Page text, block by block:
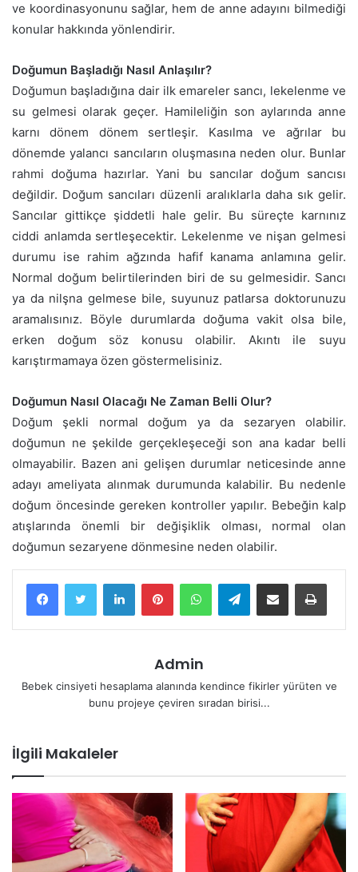
ve koordinasyonunu sağlar, hem de anne adayını bilmediği
konular hakkında yönlendirir.
Doğumun Başladığı Nasıl Anlaşılır?
Doğumun başladığına dair ilk emareler sancı, lekelenme ve
su gelmesi olarak geçer. Hamileliğin son aylarında anne
karnı dönem dönem sertleşir. Kasılma ve ağrılar bu
dönemde yalancı sancıların oluşmasına neden olur. Bunlar
rahmi doğuma hazırlar. Yani bu sancılar doğum sancısı
değildir. Doğum sancıları düzenli aralıklarla daha sık gelir.
Sancılar gittikçe şiddetli hale gelir. Bu süreçte karnınız
ciddi anlamda sertleşecektir. Lekelenme ve nişan gelmesi
durumu ise rahim ağzında hafif kanama anlamına gelir.
Normal doğum belirtilerinden biri de su gelmesidir. Sancı
ya da nilşna gelmese bile, suyunuz patlarsa doktorunuzu
aramalısınız. Böyle durumlarda doğuma vakit olsa bile,
erken doğum söz konusu olabilir. Akıntı ile suyu
karıştırmamaya özen göstermelisiniz.
Doğumun Nasıl Olacağı Ne Zaman Belli Olur?
Doğum şekli normal doğum ya da sezaryen olabilir.
doğumun ne şekilde gerçekleşeceği son ana kadar belli
olmayabilir. Bazen ani gelişen durumlar neticesinde anne
adayı ameliyata alınmak durumunda kalabilir. Bu nedenle
doğum öncesinde gereken kontroller yapılır. Bebeğin kalp
atışlarında önemli bir değişiklik olması, normal olan
doğumun sezaryene dönmesine neden olabilir.
LinkedInPinterestWhatsAppTelegramE-Posta ile paylaş Yazdır
Admin
Bebek cinsiyeti hesaplama alanında kendince fikirler yürüten ve
bunu projeye çeviren sıradan birisi...
İlgili Makaleler